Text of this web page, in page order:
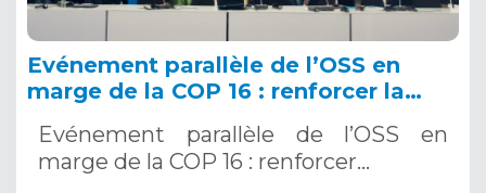
Evénement parallèle de l’OSS en
marge de la COP 16 : renforcer la
Systèmes d’Alerte Précoce
Multirisques. 12 décembre 2024
Evénement parallèle de l’OSS en
marge de la COP 16 : renforcer…